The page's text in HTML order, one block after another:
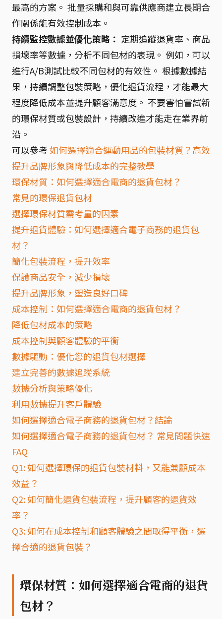
最高的方案。 批量採購和與可靠供應商建立長期合
作關係能有效控制成本。
持續監控數據並優化策略： 定期追蹤退貨率、商品
損壞率等數據，分析不同包材的表現。 例如，可以
進行A/B測試比較不同包材的有效性。 根據數據結
果，持續調整包裝策略，優化退貨流程，才能最大
程度降低成本並提升顧客滿意度。 不要害怕嘗試新
的環保材質或包裝設計，持續改進才能走在業界前
沿。
可以參考如何選擇適合運動用品的包裝材質？高效
提升品牌形象與降低成本的完整教學
環保材質：如何選擇適合電商的退貨包材？
常見的環保退貨包材
選擇環保材質需考量的因素
提升退貨體驗：如何選擇適合電子商務的退貨包
材？
簡化包裝流程，提升效率
保護商品安全，減少損壞
提升品牌形象，塑造良好口碑
成本控制：如何選擇適合電商的退貨包材？
降低包材成本的策略
成本控制與顧客體驗的平衡
數據驅動：優化您的退貨包材選擇
建立完善的數據追蹤系統
數據分析與策略優化
利用數據提升客戶體驗
如何選擇適合電子商務的退貨包材？結論
如何選擇適合電子商務的退貨包材？ 常見問題快速
FAQ
Q1: 如何選擇環保的退貨包裝材料，又能兼顧成本
效益？
Q2: 如何簡化退貨包裝流程，提升顧客的退貨效
率？
Q3: 如何在成本控制和顧客體驗之間取得平衡，選
擇合適的退貨包裝？
環保材質：如何選擇適合電商的退貨
包材？